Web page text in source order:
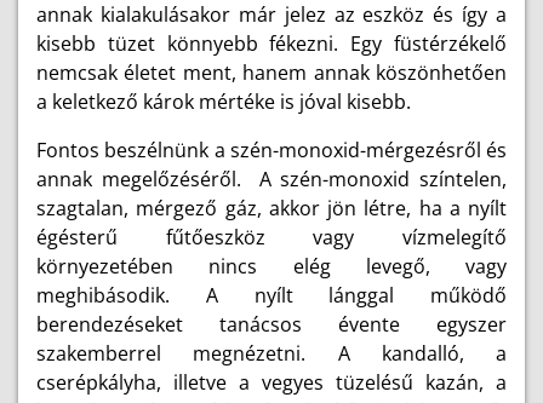
annak kialakulásakor már jelez az eszköz és így a
kisebb tüzet könnyebb fékezni. Egy füstérzékelő
nemcsak életet ment, hanem annak köszönhetően
a keletkező károk mértéke is jóval kisebb.
Fontos beszélnünk a szén-monoxid-mérgezésről és
annak megelőzéséről. A szén-monoxid színtelen,
szagtalan, mérgező gáz, akkor jön létre, ha a nyílt
égésterű fűtőeszköz vagy vízmelegítő
környezetében nincs elég levegő, vagy
meghibásodik. A nyílt lánggal működő
berendezéseket tanácsos évente egyszer
szakemberrel megnézetni. A kandalló, a
cserépkályha, illetve a vegyes tüzelésű kazán, a